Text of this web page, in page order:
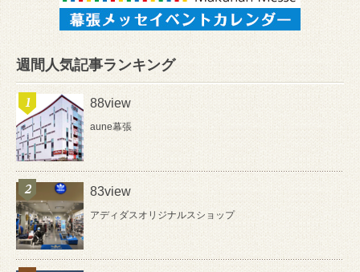
週間人気記事ランキング
88view
aune幕張
83view
アディダスオリジナルスショップ